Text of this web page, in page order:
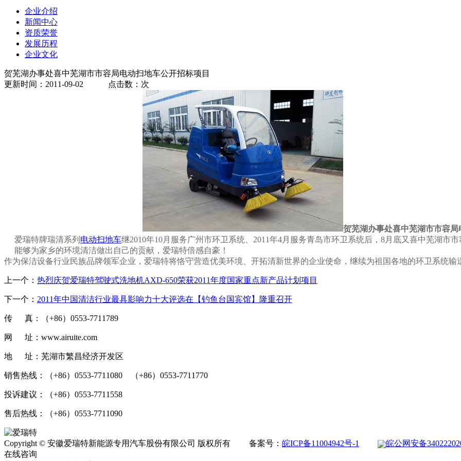
企业介绍
新闻中心
资质荣誉
发展历程
企业文化
贺芜湖办事处喜中芜湖市市容局电动扫地车公开招标项目
更新时间：2011-09-02 点击数： 次
贺芜湖办事处喜中芜湖市市容局
爱瑞特牌瑞清系列 电动扫地车继2010年10月服务广州市环卫系统、2011年4月服务青岛市环卫系统后，8月底又喜中芜湖市
能够为家乡的环境清洁做出自己的贡献，爱瑞特倍感自豪！
作为保洁设备行业民族品牌领军企业，爱瑞特将恪守营造优美环境、开拓清新世界的企业使命，继续为祖国各地的环卫系统输
上一个： 热烈庆贺爱瑞特驾驶式洗地机AXD-650荣获2011年度国家重点新产品计划项目
下一个： 2011年中国清洁行业最具影响力十大评选在【钓鱼台国宾馆】隆重召开
传 真：（+86）0553-7711789
网 址：www.airuite.com
地 址：芜湖市繁昌经济开发区
销售热线：（+86）0553-7711080 （+86）0553-7711770
投诉建议：（+86）0553-7711558
售后热线：（+86）0553-7711090
Copyright © 安徽爱瑞特新能源专用汽车股份有限公司 版权所有 备案号： 皖ICP备11004942号-1 皖公网安备
在线咨询